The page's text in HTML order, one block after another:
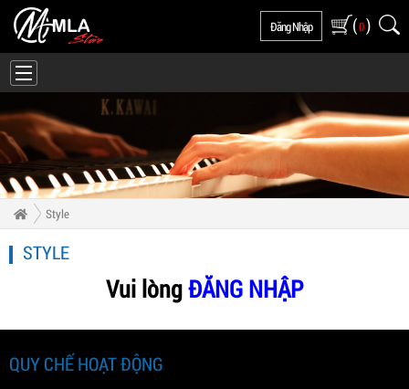
Đăng Nhập (0)
Style
STYLE
Vui lòngĐĂNG NHẬP
QUY CHẾ HOẠT ĐỘNG